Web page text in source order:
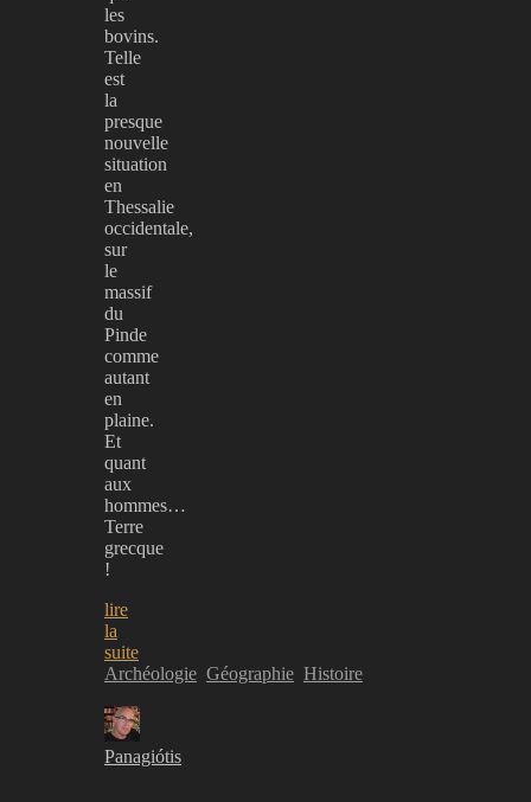
les
bovins.
Telle
est
la
presque
nouvelle
situation
en
Thessalie
occidentale,
sur
le
massif
du
Pinde
comme
autant
en
plaine.
Et
quant
aux
hommes…
Terre
grecque
!
lire
la
suite
Archéologie Géographie Histoire
Panagiótis